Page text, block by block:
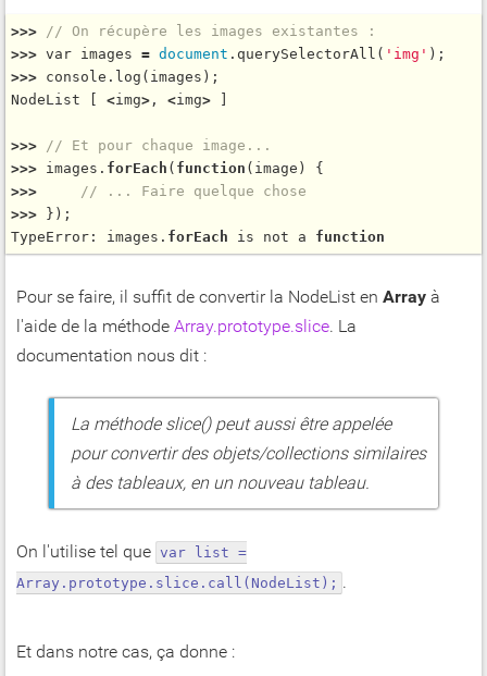
>>>
// On récupère les images existantes :
>>> var images = document . querySelectorAll ( 'img'
>>> console. log (images);
NodeList [ <img> , <img>
>>>
// Et pour chaque image...
>>> images. forEach ( function
>>>
// ... Faire quelque chose
>>> });
TypeError: images. forEach is not a function
Pour se faire, il suffit de convertir la NodeList en Array à
l'aide de la méthode Array.prototype.slice. La
documentation nous dit :
La méthode slice() peut aussi être appelée
pour convertir des objets/collections similaires
à des tableaux, en un nouveau tableau.
On l'utilise tel que var list =
Array.prototype.slice.call(NodeList); .
Et dans notre cas, ça donne :